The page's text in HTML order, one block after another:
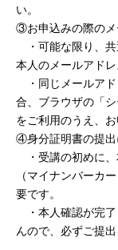
い。
③お申込みの際のメ
・可能な限り、
本人のメールアドレ
・同じメールア
合、ブラウザの「
をご利用のうえ、お
④身分証明書の提出
・受講の初めに
（マイナンバーカ
要です。
・本人確認が完
んので、必ずご提